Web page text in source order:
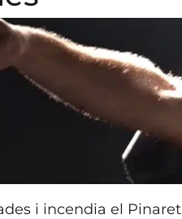
i incendia el Pinaret